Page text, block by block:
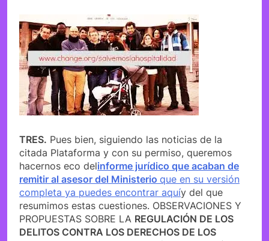
TRES. Pues bien, siguiendo las noticias de la
citada Plataforma y con su permiso, queremos
hacernos eco delinforme jurídico que acaban de
remitir al asesor del Ministerio que en su versión
completa ya puedes encontrar aquíy del que
resumimos estas cuestiones. OBSERVACIONES Y
PROPUESTAS SOBRE LA REGULACIÓN DE LOS
DELITOS CONTRA LOS DERECHOS DE LOS